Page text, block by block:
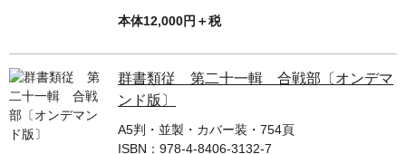
本体12,000円＋税
群書類従 第二十一輯 合戦部〔オンデマ
ンド版〕
A5判・並製・カバー装・754頁
ISBN： 978-4-8406-3132-7